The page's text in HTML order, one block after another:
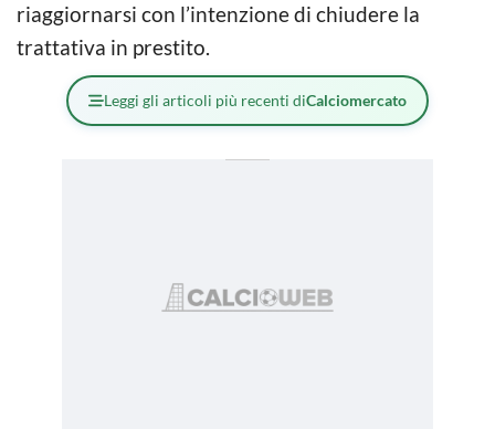
riaggiornarsi con l’intenzione di chiudere la
trattativa in prestito.
Leggi gli articoli più recenti diCalciomercato